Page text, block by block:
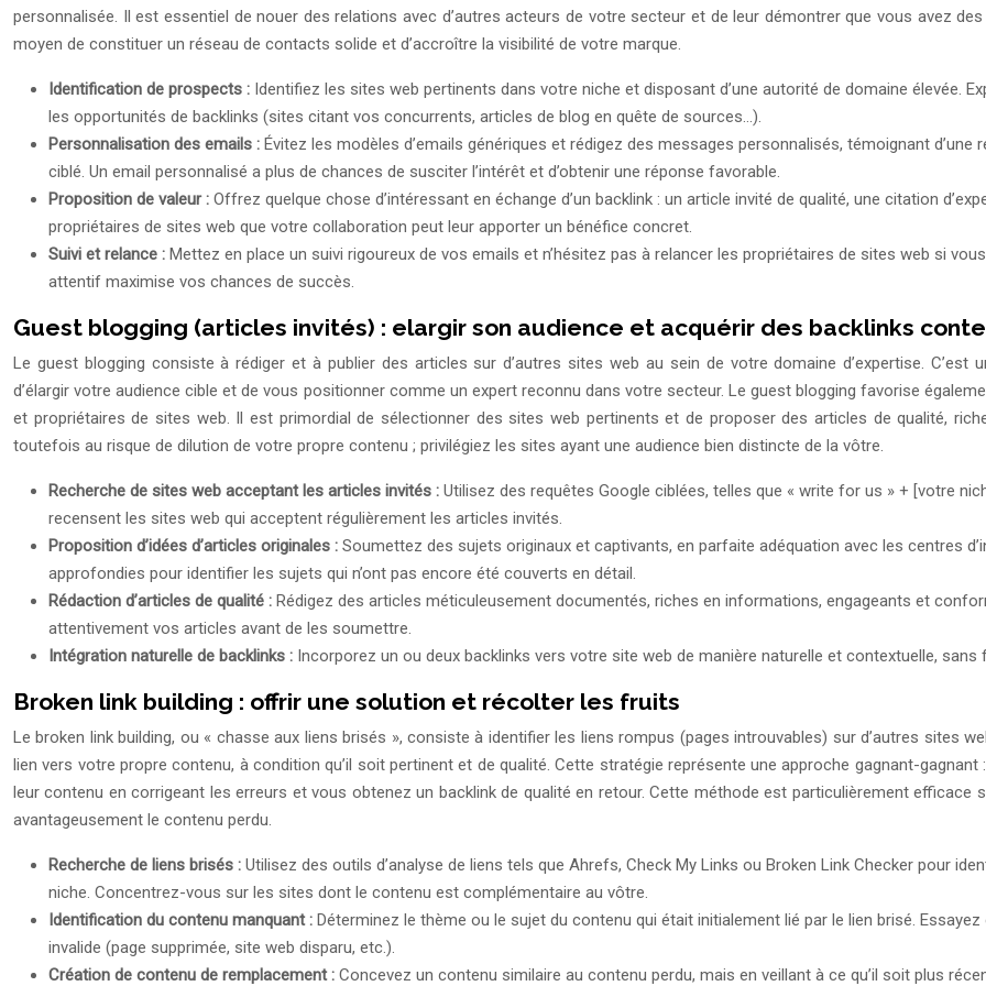
personnalisée. Il est essentiel de nouer des relations avec d’autres acteurs de votre secteur et de leur démontrer que vous avez
moyen de constituer un réseau de contacts solide et d’accroître la visibilité de votre marque.
Identification de prospects : Identifiez les sites web pertinents dans votre niche et disposant d’une autorité de domaine élevée.
les opportunités de backlinks (sites citant vos concurrents, articles de blog en quête de sources…).
Personnalisation des emails : Évitez les modèles d’emails génériques et rédigez des messages personnalisés, témoignant
ciblé. Un email personnalisé a plus de chances de susciter l’intérêt et d’obtenir une réponse favorable.
Proposition de valeur : Offrez quelque chose d’intéressant en échange d’un backlink : un article invité de qualité, une citation
propriétaires de sites web que votre collaboration peut leur apporter un bénéfice concret.
Suivi et relance : Mettez en place un suivi rigoureux de vos emails et n’hésitez pas à relancer les propriétaires de sites web si
attentif maximise vos chances de succès.
Guest blogging (articles invités) : elargir son audience et acquérir des backlinks
Le guest blogging consiste à rédiger et à publier des articles sur d’autres sites web au sein de votre domaine d’expertise. C’est
d’élargir votre audience cible et de vous positionner comme un expert reconnu dans votre secteur. Le guest blogging favorise
et propriétaires de sites web. Il est primordial de sélectionner des sites web pertinents et de proposer des articles de qualité,
toutefois au risque de dilution de votre propre contenu ; privilégiez les sites ayant une audience bien distincte de la vôtre.
Recherche de sites web acceptant les articles invités : Utilisez des requêtes Google ciblées, telles que « write for us » + [votre
recensent les sites web qui acceptent régulièrement les articles invités.
Proposition d’idées d’articles originales : Soumettez des sujets originaux et captivants, en parfaite adéquation avec les centres
approfondies pour identifier les sujets qui n’ont pas encore été couverts en détail.
Rédaction d’articles de qualité : Rédigez des articles méticuleusement documentés, riches en informations, engageants et
attentivement vos articles avant de les soumettre.
Intégration naturelle de backlinks : Incorporez un ou deux backlinks vers votre site web de manière naturelle et contextuelle,
Broken link building : offrir une solution et récolter les fruits
Le broken link building, ou « chasse aux liens brisés », consiste à identifier les liens rompus (pages introuvables) sur d’autres sites
lien vers votre propre contenu, à condition qu’il soit pertinent et de qualité. Cette stratégie représente une approche gagnant-
leur contenu en corrigeant les erreurs et vous obtenez un backlink de qualité en retour. Cette méthode est particulièrement efficace
avantageusement le contenu perdu.
Recherche de liens brisés : Utilisez des outils d’analyse de liens tels que Ahrefs, Check My Links ou Broken Link Checker pour
niche. Concentrez-vous sur les sites dont le contenu est complémentaire au vôtre.
Identification du contenu manquant : Déterminez le thème ou le sujet du contenu qui était initialement lié par le lien brisé.
invalide (page supprimée, site web disparu, etc.).
Création de contenu de remplacement : Concevez un contenu similaire au contenu perdu, mais en veillant à ce qu’il soit plus